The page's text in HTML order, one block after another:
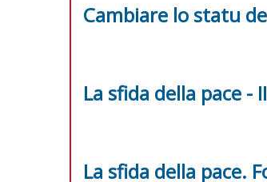
Cambiare lo statu
La sfida della pace -
La sfida della pace.